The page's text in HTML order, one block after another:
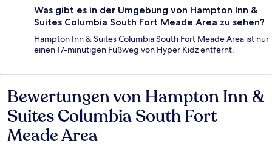
Was gibt es in der Umgebung von Hampton Inn &
Suites Columbia South Fort Meade Area zu sehen?
Hampton Inn & Suites Columbia South Fort Meade Area ist nur
einen 17-minütigen Fußweg von Hyper Kidz entfernt.
Bewertungen
Bewertungen von Hampton Inn &
Suites Columbia South Fort
Meade Area